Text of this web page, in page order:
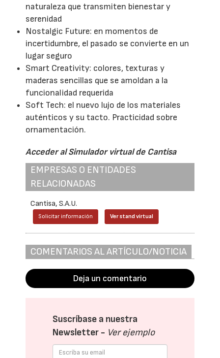
naturaleza que transmiten bienestar y
serenidad
Nostalgic Future: en momentos de
incertidumbre, el pasado se convierte en un
lugar seguro
Smart Creativity: colores, texturas y
maderas sencillas que se amoldan a la
funcionalidad requerida
Soft Tech: el nuevo lujo de los materiales
auténticos y su tacto. Practicidad sobre
ornamentación.
Acceder al Simulador virtual de Cantisa
EMPRESAS O ENTIDADES
RELACIONADAS
Cantisa, S.A.U.
Solicitar información Ver stand virtual
COMENTARIOS AL ARTÍCULO/NOTICIA
Deja un comentario
Suscríbase a nuestra
Newsletter - Ver ejemplo